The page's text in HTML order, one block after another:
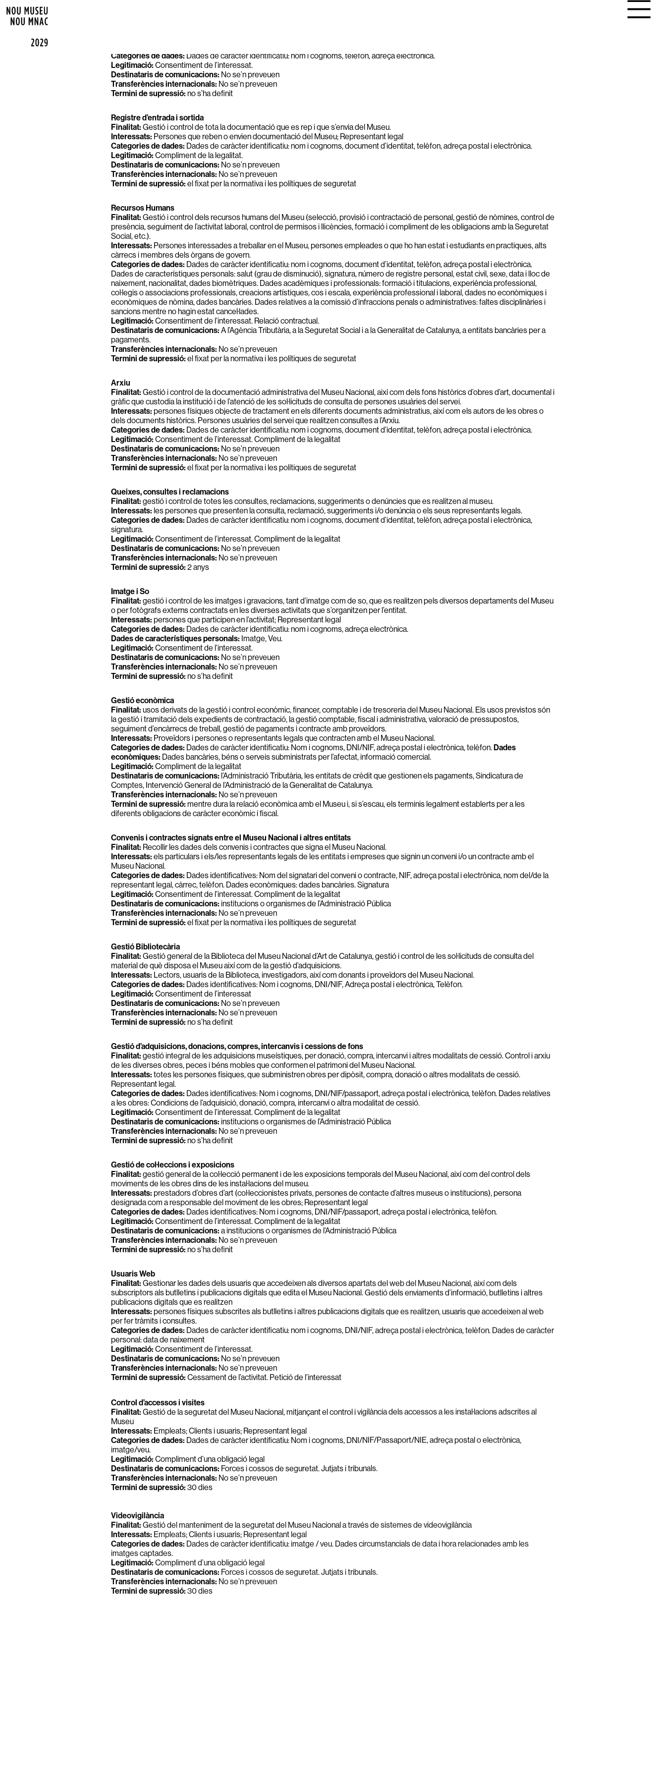
3 4 5 6 7 8
Categories de dades: Dades de caràcter identificatiu: nom i cognoms, telèfon, adreça electrònica.
Legitimació: Consentiment de l’interessat.
Destinataris de comunicacions: No se’n preveuen
Transferències internacionals: No se’n preveuen
Termini de supressió: no s’ha definit
Registre d’entrada i sortida
Finalitat: Gestió i control de tota la documentació que es rep i que s’envia del Museu.
Interessats: Persones que reben o envien documentació del Museu; Representant legal
Categories de dades: Dades de caràcter identificatiu: nom i cognoms, document d’identitat, telèfon, adreça postal i electrònica.
Legitimació: Compliment de la legalitat.
Destinataris de comunicacions: No se’n preveuen
Transferències internacionals: No se’n preveuen
Termini de supressió: el fixat per la normativa i les polítiques de seguretat
Recursos Humans
Finalitat: Gestió i control dels recursos humans del Museu (selecció, provisió i contractació de personal, gestió de nòmines, control de
presència, seguiment de l’activitat laboral, control de permisos i llicències, formació i compliment de les obligacions amb la Seguretat
Social, etc.).
Interessats: Persones interessades a treballar en el Museu, persones empleades o que ho han estat i estudiants en practiques, alts
càrrecs i membres dels òrgans de govern.
Categories de dades: Dades de caràcter identificatiu: nom i cognoms, document d’identitat, telèfon, adreça postal i electrònica.
Dades de característiques personals: salut (grau de disminució), signatura, número de registre personal, estat civil, sexe, data i lloc de
naixement, nacionalitat, dades biomètriques. Dades acadèmiques i professionals: formació i titulacions, experiència professional,
col·legis o associacions professionals, creacions artístiques, cos i escala, experiència professional i laboral, dades no econòmiques i
econòmiques de nòmina, dades bancàries. Dades relatives a la comissió d’infraccions penals o administratives: faltes disciplinàries i
sancions mentre no hagin estat cancel·lades.
Legitimació: Consentiment de l’interessat. Relació contractual.
Destinataris de comunicacions: A l’Agència Tributària, a la Seguretat Social i a la Generalitat de Catalunya, a entitats bancàries per a
pagaments.
Transferències internacionals: No se’n preveuen
Termini de supressió: el fixat per la normativa i les polítiques de seguretat
Arxiu
Finalitat: Gestió i control de la documentació administrativa del Museu Nacional, així com dels fons històrics d’obres d’art, documental i
gràfic que custodia la institució i de l’atenció de les sol·licituds de consulta de persones usuàries del servei.
Interessats: persones físiques objecte de tractament en els diferents documents administratius, així com els autors de les obres o
dels documents històrics. Persones usuàries del servei que realitzen consultes a l’Arxiu.
Categories de dades: Dades de caràcter identificatiu: nom i cognoms, document d’identitat, telèfon, adreça postal i electrònica.
Legitimació: Consentiment de l’interessat. Compliment de la legalitat
Destinataris de comunicacions: No se’n preveuen
Transferències internacionals: No se’n preveuen
Termini de supressió: el fixat per la normativa i les polítiques de seguretat
Queixes, consultes i reclamacions
Finalitat: gestió i control de totes les consultes, reclamacions, suggeriments o denúncies que es realitzen al museu.
Interessats: les persones que presenten la consulta, reclamació, suggeriments i/o denúncia o els seus representants legals.
Categories de dades: Dades de caràcter identificatiu: nom i cognoms, document d’identitat, telèfon, adreça postal i electrònica,
signatura.
Legitimació: Consentiment de l’interessat. Compliment de la legalitat
Destinataris de comunicacions: No se’n preveuen
Transferències internacionals: No se’n preveuen
Termini de supressió: 2 anys
Imatge i So
Finalitat: gestió i control de les imatges i gravacions, tant d’imatge com de so, que es realitzen pels diversos departaments del Museu
o per fotògrafs externs contractats en les diverses activitats que s’organitzen per l’entitat.
Interessats: persones que participen en l’activitat; Representant legal
Categories de dades: Dades de caràcter identificatiu: nom i cognoms, adreça electrònica.
Dades de característiques personals: Imatge, Veu.
Legitimació: Consentiment de l’interessat.
Destinataris de comunicacions: No se’n preveuen
Transferències internacionals: No se’n preveuen
Termini de supressió: no s’ha definit
Gestió econòmica
Finalitat: usos derivats de la gestió i control econòmic, financer, comptable i de tresoreria del Museu Nacional. Els usos previstos són
la gestió i tramitació dels expedients de contractació, la gestió comptable, fiscal i administrativa, valoració de pressupostos,
seguiment d’encàrrecs de treball, gestió de pagaments i contracte amb proveïdors.
Interessats: Proveïdors i persones o representants legals que contracten amb el Museu Nacional.
Categories de dades: Dades de caràcter identificatiu: Nom i cognoms, DNI/NIF, adreça postal i electrònica, telèfon.Dades
econòmiques: Dades bancàries, béns o serveis subministrats per l’afectat, informació comercial.
Legitimació: Compliment de la legalitat
Destinataris de comunicacions: l’Administració Tributària, les entitats de crèdit que gestionen els pagaments, Sindicatura de
Comptes, Intervenció General de l’Administració de la Generalitat de Catalunya.
Transferències internacionals: No se’n preveuen
Termini de supressió: mentre dura la relació econòmica amb el Museu i, si s’escau, els terminis legalment establerts per a les
diferents obligacions de caràcter econòmic i fiscal.
Convenis i contractes signats entre el Museu Nacional i altres entitats
Finalitat: Recollir les dades dels convenis i contractes que signa el Museu Nacional.
Interessats: els particulars i els/les representants legals de les entitats i empreses que signin un conveni i/o un contracte amb el
Museu Nacional.
Categories de dades: Dades identificatives: Nom del signatari del conveni o contracte, NIF, adreça postal i electrònica, nom del/de la
representant legal, càrrec, telèfon. Dades econòmiques: dades bancàries. Signatura
Legitimació: Consentiment de l’interessat. Compliment de la legalitat
Destinataris de comunicacions: institucions o organismes de l’Administració Pública
Transferències internacionals: No se’n preveuen
Termini de supressió: el fixat per la normativa i les polítiques de seguretat
Gestió Bibliotecària
Finalitat: Gestió general de la Biblioteca del Museu Nacional d’Art de Catalunya, gestió i control de les sol·licituds de consulta del
material de què disposa el Museu així com de la gestió d’adquisicions.
Interessats: Lectors, usuaris de la Biblioteca, investigadors, així com donants i proveïdors del Museu Nacional.
Categories de dades: Dades identificatives: Nom i cognoms, DNI/NIF, Adreça postal i electrònica, Telèfon.
Legitimació: Consentiment de l’interessat
Destinataris de comunicacions: No se’n preveuen
Transferències internacionals: No se’n preveuen
Termini de supressió: no s’ha definit
Gestió d’adquisicions, donacions, compres, intercanvis i cessions de fons
Finalitat: gestió integral de les adquisicions museístiques, per donació, compra, intercanvi i altres modalitats de cessió. Control i arxiu
de les diverses obres, peces i béns mobles que conformen el patrimoni del Museu Nacional.
Interessats: totes les persones físiques, que subministren obres per dipòsit, compra, donació o altres modalitats de cessió.
Representant legal.
Categories de dades: Dades identificatives: Nom i cognoms, DNI/NIF/passaport, adreça postal i electrònica, telèfon. Dades relatives
a les obres: Condicions de l’adquisició, donació, compra, intercanvi o altra modalitat de cessió.
Legitimació: Consentiment de l’interessat. Compliment de la legalitat
Destinataris de comunicacions: institucions o organismes de l’Administració Pública
Transferències internacionals: No se’n preveuen
Termini de supressió: no s’ha definit
Gestió de col·leccions i exposicions
Finalitat: gestió general de la col·lecció permanent i de les exposicions temporals del Museu Nacional, així com del control dels
moviments de les obres dins de les instal·lacions del museu.
Interessats: prestadors d’obres d’art (col·leccionistes privats, persones de contacte d’altres museus o institucions), persona
designada com a responsable del moviment de les obres; Representant legal
Categories de dades: Dades identificatives: Nom i cognoms, DNI/NIF/passaport, adreça postal i electrònica, telèfon.
Legitimació: Consentiment de l’interessat. Compliment de la legalitat
Destinataris de comunicacions: a institucions o organismes de l’Administració Pública
Transferències internacionals: No se’n preveuen
Termini de supressió: no s’ha definit
Usuaris Web
Finalitat: Gestionar les dades dels usuaris que accedeixen als diversos apartats del web del Museu Nacional, així com dels
subscriptors als butlletins i publicacions digitals que edita el Museu Nacional. Gestió dels enviaments d’informació, butlletins i altres
publicacions digitals que es realitzen
Interessats: persones físiques subscrites als butlletins i altres publicacions digitals que es realitzen, usuaris que accedeixen al web
per fer tràmits i consultes.
Categories de dades: Dades de caràcter identificatiu: nom i cognoms, DNI/NIF, adreça postal i electrònica, telèfon. Dades de caràcter
personal: data de naixement
Legitimació: Consentiment de l’interessat.
Destinataris de comunicacions: No se’n preveuen
Transferències internacionals: No se’n preveuen
Termini de supressió: Cessament de l’activitat. Petició de l’interessat
Control d’accessos i visites
Finalitat: Gestió de la seguretat del Museu Nacional, mitjançant el control i vigilància dels accessos a les instal·lacions adscrites al
Museu
Interessats: Empleats; Clients i usuaris; Representant legal
Categories de dades: Dades de caràcter identificatiu: Nom i cognoms, DNI/NIF/Passaport/NIE, adreça postal o electrònica,
imatge/veu.
Legitimació: Compliment d’una obligació legal
Destinataris de comunicacions: Forces i cossos de seguretat. Jutjats i tribunals.
Transferències internacionals: No se’n preveuen
Termini de supressió: 30 dies
Videovigilància
Finalitat:Gestió del manteniment de la seguretat del Museu Nacional a través de sistemes de videovigilància
Interessats:Empleats; Clients i usuaris; Representant legal
Categories de dades:Dades de caràcter identificatiu: imatge / veu. Dades circumstancials de data i hora relacionades amb les
imatges captades.
Legitimació:Compliment d’una obligació legal
Destinataris de comunicacions:Forces i cossos de seguretat. Jutjats i tribunals.
Transferències internacionals:No se’n preveuen
Termini de supressió:30 dies